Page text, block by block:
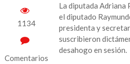
1134
Comentarios
La diputada Adriana
el diputado
presidenta y
suscribieron
desahogo en sesión.